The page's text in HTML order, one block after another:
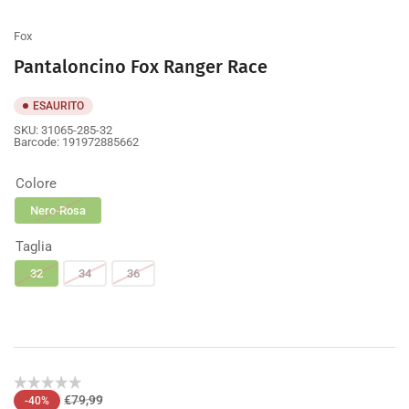
Fox
Pantaloncino Fox Ranger Race
ESAURITO
SKU: 31065-285-32
Barcode: 191972885662
Colore
Nero-Rosa
Taglia
32 34 36
Prezzo
-40% €79,99Prezzo